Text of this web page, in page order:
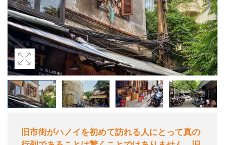
旧市街がハノイを初めて訪れる人にとって真の